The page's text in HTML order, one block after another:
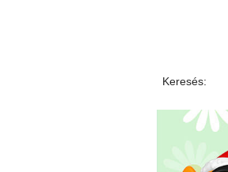
Keresés: